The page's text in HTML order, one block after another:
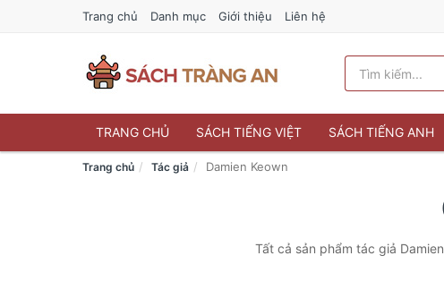
Trang chủ Danh mục Giới thiệu Liên hệ
TRANG CHỦ SÁCH TIẾNG VIỆT SÁCH TIẾNG ANH
Trang chủ Tác giả Damien Keown
Tất cả sản phẩm tác giả